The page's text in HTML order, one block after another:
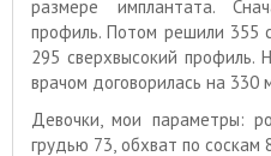
размере имплантата.
профиль. Потом решили 355
295 сверхвысокий
врачом договорилась на 330
Девочки, мои параметры:
грудью 73, обхват по соскам